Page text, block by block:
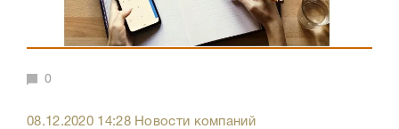
0
08.12.2020 14:28 Новости компаний